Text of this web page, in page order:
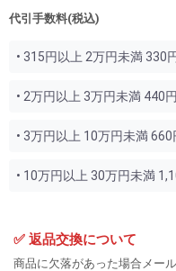
代引手数料(税込)
• 315円以上 2万円未満 330
• 2万円以上 3万円未満 440円
• 3万円以上 10万円未満 660
• 10万円以上 30万円未満
✅ 返品交換について
商品に欠落があった場合メー